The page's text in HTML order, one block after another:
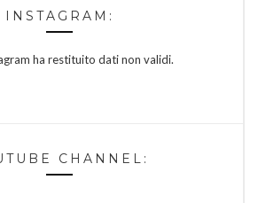
INSTAGRAM:
ha restituito dati non validi.
CHANNEL: